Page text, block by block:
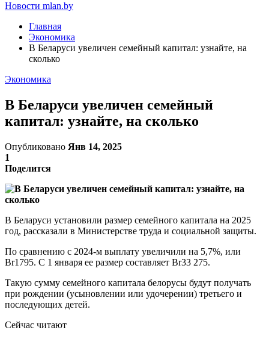
Новости mlan.by
Главная
Экономика
В Беларуси увеличен семейный капитал: узнайте, на
сколько
Экономика
В Беларуси увеличен семейный
капитал: узнайте, на сколько
Опубликовано Янв 14, 2025
1
Поделится
В Беларуси установили размер семейного капитала на 2025
год, рассказали в Министерстве труда и социальной защиты.
По сравнению с 2024-м выплату увеличили на 5,7%, или
Br1795. С 1 января ее размер составляет Br33 275.
Такую сумму семейного капитала белорусы будут получать
при рождении (усыновлении или удочерении) третьего и
последующих детей.
Сейчас читают